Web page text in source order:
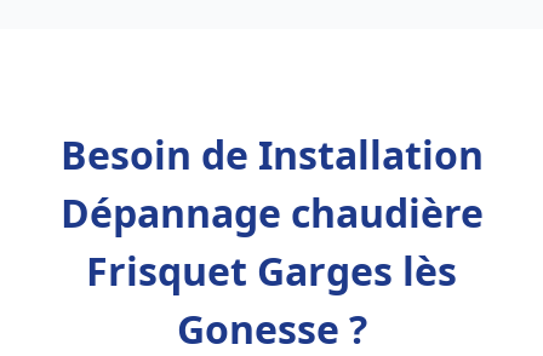
Besoin de Installation
Dépannage chaudière
Frisquet Garges lès
Gonesse ?